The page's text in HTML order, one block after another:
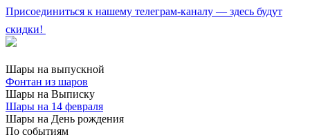
Присоединиться к нашему телеграм-каналу — здесь будут
скидки!
Шары на выпускной
Фонтан из шаров
Шары на Выписку
Шары на 14 февраля
Шары на День рождения
По событиям